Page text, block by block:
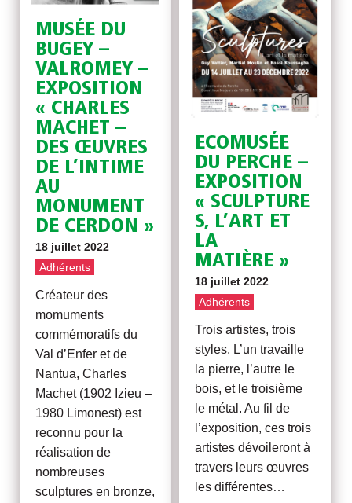
MUSÉE DU
BUGEY –
VALROMEY –
EXPOSITION
« CHARLES
MACHET –
DES ŒUVRES
DE L’INTIME
AU
MONUMENT
DE CERDON »
18 juillet 2022
Adhérents
Créateur des
momuments
commémoratifs du
Val d’Enfer et de
Nantua, Charles
Machet (1902 Izieu –
1980 Limonest) est
reconnu pour la
réalisation de
nombreuses
sculptures en bronze,
ECOMUSÉE
DU PERCHE –
EXPOSITION
« SCULPTURE
S, L’ART ET
LA
MATIÈRE »
18 juillet 2022
Adhérents
Trois artistes, trois
styles. L’un travaille
la pierre, l’autre le
bois, et le troisième
le métal. Au fil de
l’exposition, ces trois
artistes dévoileront à
travers leurs œuvres
les différentes…